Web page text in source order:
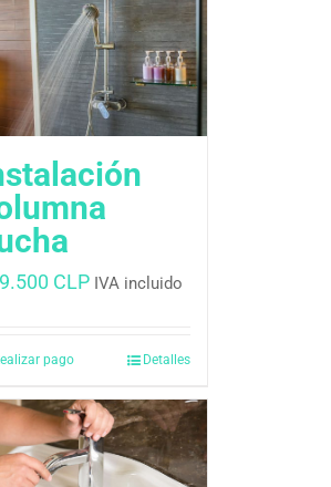
CLP IVA incluido
pago Detalles